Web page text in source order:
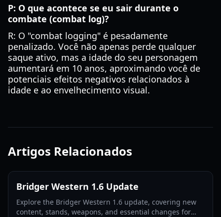
P: O que acontece se eu sair durante o
combate (combat log)?
R: O "combat logging" é pesadamente
penalizado. Você não apenas perde qualquer
saque ativo, mas a idade do seu personagem
aumentará em 10 anos, aproximando você de
potenciais efeitos negativos relacionados à
idade e ao envelhecimento visual.
Artigos Relacionados
Bridger Western 1.6 Update
Explore the Bridger Western 1.6 update, covering new
content, stands, weapons, and essential changes for